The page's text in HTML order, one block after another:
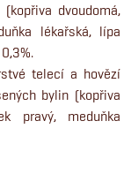
dvoudomá,
lékařská, lípa
telecí a hovězí
bylin (kopřiva
pravý, meduňka